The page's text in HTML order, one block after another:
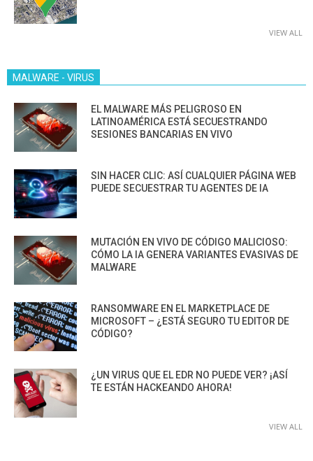
VIEW ALL
MALWARE - VIRUS
EL MALWARE MÁS PELIGROSO EN
LATINOAMÉRICA ESTÁ SECUESTRANDO
SESIONES BANCARIAS EN VIVO
SIN HACER CLIC: ASÍ CUALQUIER PÁGINA WEB
PUEDE SECUESTRAR TU AGENTES DE IA
MUTACIÓN EN VIVO DE CÓDIGO MALICIOSO:
CÓMO LA IA GENERA VARIANTES EVASIVAS DE
MALWARE
RANSOMWARE EN EL MARKETPLACE DE
MICROSOFT – ¿ESTÁ SEGURO TU EDITOR DE
CÓDIGO?
¿UN VIRUS QUE EL EDR NO PUEDE VER? ¡ASÍ
TE ESTÁN HACKEANDO AHORA!
VIEW ALL